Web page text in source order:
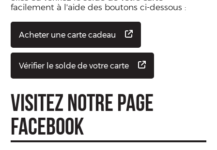
facilement à l'aide des boutons ci-dessous :
Acheter une carte cadeau
Vérifier le solde de votre carte
VISITEZ NOTRE PAGE
FACEBOOK